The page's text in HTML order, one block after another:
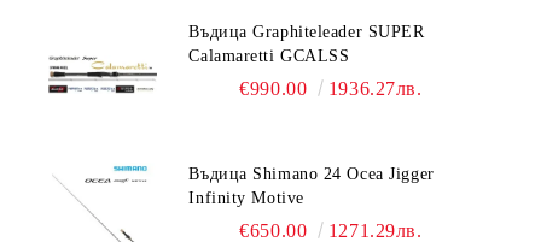
Въдица Graphiteleader SUPER
Calamaretti GCALSS
€990.00 1936.27лв.
Въдица Shimano 24 Ocea Jigger
Infinity Motive
€650.00 1271.29лв.